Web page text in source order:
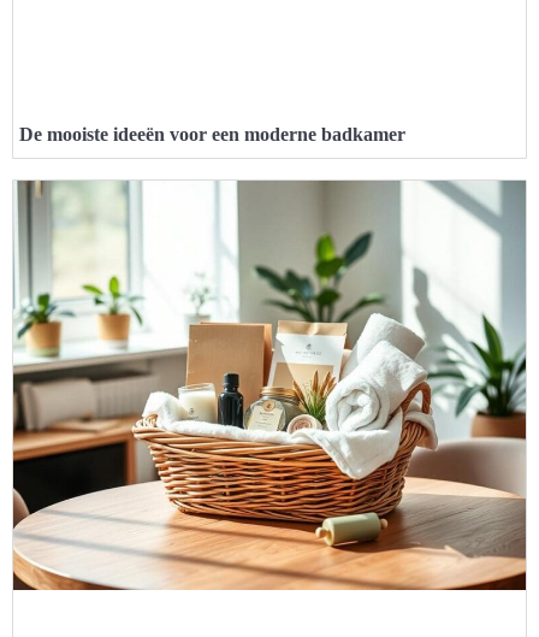
De mooiste ideeën voor een moderne badkamer